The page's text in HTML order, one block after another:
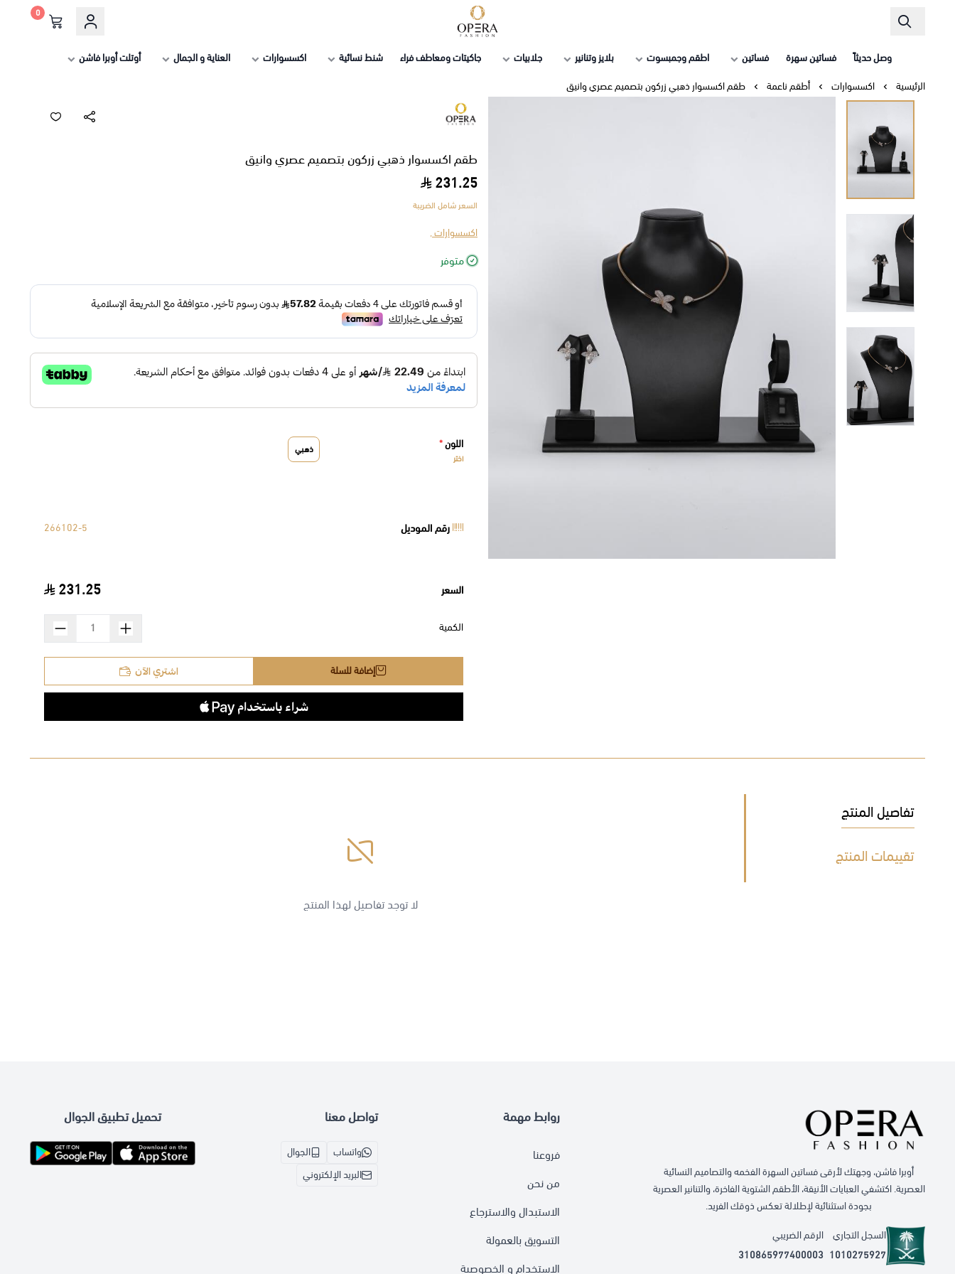
أوبرا فاشن
0
وصل حديثاً فساتين سهرة فساتين اطقم وجمبسوت بلايز وتنانير جلابيات جاكيتات ومعاطف فراء شنط نسائية اكسسوارات العناية و الجمال
أوتلت أوبرا فاشن
الرئيسية
اكسسوارات أطقم ناعمة طقم اكسسوار ذهبي زركون بتصميم عصري وانيق
طقم اكسسوار ذهبي زركون بتصميم عصري وانيق
231.25
السعر شامل الضريبة
اكسسوارات ,
متوفر
اللون*
اختر
ذهبي
رقم الموديل 266102-5
السعر 231.25
الكمية
إضافة للسلة اشتري الآن
تفاصيل المنتج
تقييمات المنتج
لا توجد تفاصيل لهذا المنتج
أوبرا فاشن، وجهتك لأرقى فساتين السهرة الفخمه والتصاميم النسائية
العصرية. اكتشفي العبايات الأنيقة، الأطقم الشتوية الفاخرة، والتنانير العصرية
بجودة استثنائية لإطلالة تعكس ذوقك الفريد.
السجل التجاري
1010275927
الرقم الضريبي
310865977400003
روابط مهمة
فروعنا
من نحن
الاستبدال والاسترجاع
التسويق بالعمولة
الاستخدام و الخصوصية
تواصل معنا
واتساب
الجوال
البريد الإلكتروني
تحميل تطبيق الجوال